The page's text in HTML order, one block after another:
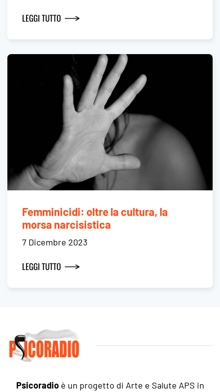
LEGGI TUTTO
Femminicidi: oltre la cultura, la
morsa narcisistica
7 Dicembre 2023
LEGGI TUTTO
Psicoradioè un progetto di Arte e Salute APS in